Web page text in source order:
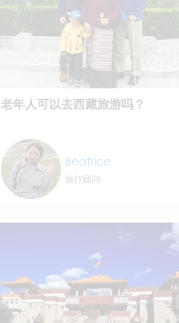
老年人可以去西藏旅游吗？
Beatrice
旅行顾问